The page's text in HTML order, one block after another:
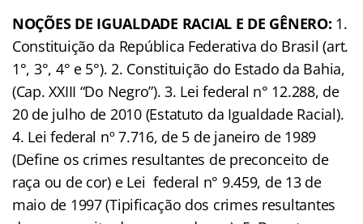
NOÇÕES DE IGUALDADE RACIAL E DE GÊNERO: 1.
Constituição da República Federativa do Brasil (art.
1°, 3°, 4° e 5°). 2. Constituição do Estado da Bahia,
(Cap. XXIII “Do Negro”). 3. Lei federal n° 12.288, de
20 de julho de 2010 (Estatuto da Igualdade Racial).
4. Lei federal nº 7.716, de 5 de janeiro de 1989
(Define os crimes resultantes de preconceito de
raça ou de cor) e Lei federal n° 9.459, de 13 de
maio de 1997 (Tipificação dos crimes resultantes